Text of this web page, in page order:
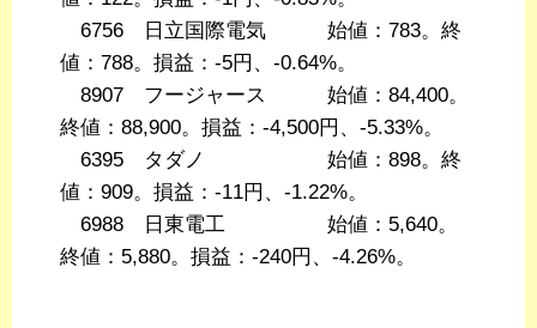
6756 日立国際電気 始値：783。終
値：788。損益：-5円、-0.64%。
8907 フージャース 始値：84,400。
終値：88,900。損益：-4,500円、-5.33%。
6395 タダノ 始値：898。終
値：909。損益：-11円、-1.22%。
6988 日東電工 始値：5,640。
終値：5,880。損益：-240円、-4.26%。